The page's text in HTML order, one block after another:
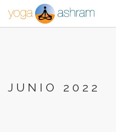
CONTACTA
JUNIO 2022